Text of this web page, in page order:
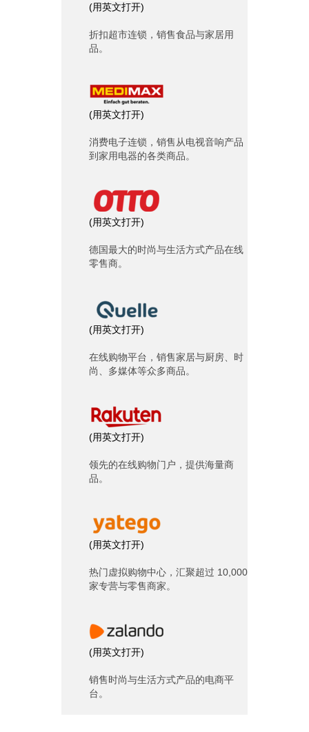
(用英文打开)
折扣超市连锁，销售食品与家居用
品。
(用英文打开)
消费电子连锁，销售从电视音响产品
到家用电器的各类商品。
(用英文打开)
德国最大的时尚与生活方式产品在线
零售商。
(用英文打开)
在线购物平台，销售家居与厨房、时
尚、多媒体等众多商品。
(用英文打开)
领先的在线购物门户，提供海量商
品。
(用英文打开)
热门虚拟购物中心，汇聚超过 10,000
家专营与零售商家。
(用英文打开)
销售时尚与生活方式产品的电商平
台。